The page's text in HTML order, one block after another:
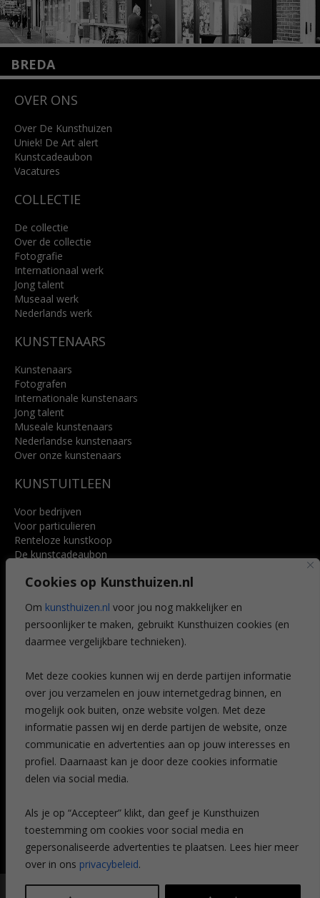
Cookies op Kunsthuizen.nl
Om kunsthuizen.nl voor jou nog makkelijker en
persoonlijker te maken, gebruikt Kunsthuizen cookies (en
daarmee vergelijkbare technieken).
Met deze cookies kunnen wij en derde partijen informatie
over jou verzamelen en jouw internetgedrag binnen, en
mogelijk ook buiten, onze website volgen. Met deze
informatie passen wij en derde partijen de website, onze
communicatie en advertenties aan op jouw interesses en
profiel. Daarnaast kan je door deze cookies informatie
delen via social media.
Als je op “Accepteer” klikt, dan geef je Kunsthuizen
toestemming om cookies voor social media en
gepersonaliseerde advertenties te plaatsen. Lees hier meer
over in ons privacybeleid.
BREDA
4818 SB Breda
info@kunsthuisbreda.nl
Lees meer
OVER ONS
Over De Kunsthuizen
Uniek! De Art alert
Kunstcadeaubon
Vacatures
COLLECTIE
De collectie
Over de collectie
Fotografie
Internationaal werk
Jong talent
Museaal werk
Nederlands werk
KUNSTENAARS
Kunstenaars
Fotografen
Internationale kunstenaars
Jong talent
Museale kunstenaars
Nederlandse kunstenaars
Over onze kunstenaars
KUNSTUITLEEN
Voor bedrijven
Voor particulieren
Renteloze kunstkoop
De kunstcadeaubon
Voordelen
Veelgestelde vragen
CONTACT
Leiden
Amsterdam
Breda
Favorieten
Mijn art alert
NIEUWSBRIEF
© Kunsthuizen 2026 All rights reserved | Disclaimer